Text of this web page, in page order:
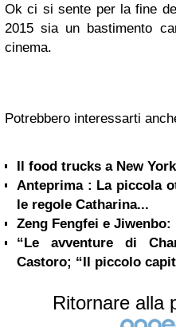
Ok ci si sente per la fine
2015 sia un bastimento
cinema.
Potrebbero interessarti
Il food trucks a New
Anteprima : La piccola
le regole Catharina...
Zeng Fengfei e
“Le avventure di
Castoro; “Il piccolo
Ritornare alla